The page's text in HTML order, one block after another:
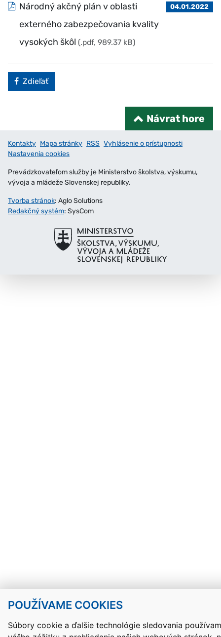
POUŽÍVAME COOKIES
Súbory cookie a ďalšie technológie sledovania
Národný akčný plán v oblasti
externého zabezpečovania kvality
vysokých škôl (.pdf, 989.37 kB)
04.01.2022
Facebook
Zdieľať
Návrat hore
Kontakty Mapa stránky RSS Vyhlásenie o prístupnosti
Nastavenia cookies
Prevádzkovateľom služby je Ministerstvo školstva, výskumu,
vývoja a mládeže Slovenskej republiky.
Tvorba stránok: Aglo Solutions
Redakčný systém: SysCom